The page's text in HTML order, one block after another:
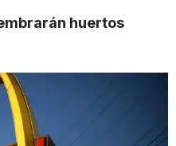
huertos